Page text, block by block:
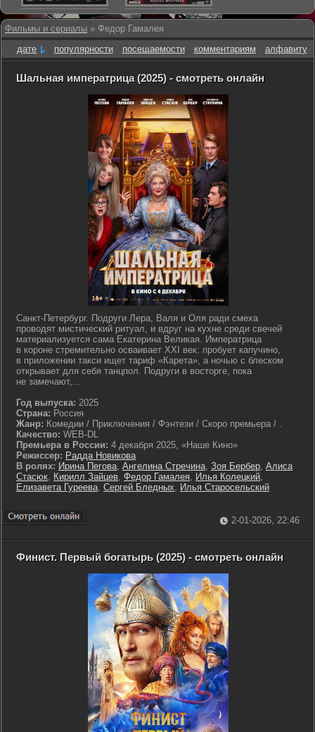
Фильмы и сериалы » Федор Гамалея
дате
популярности посещаемости комментариям алфавиту
Шальная императрица (2025) - смотреть онлайн
Санкт-Петербург. Подруги Лера, Валя и Оля ради смеха
проводят мистический ритуал, и вдруг на кухне среди свечей
материализуется сама Екатерина Великая. Императрица
в короне стремительно осваивает XXI век: пробует капучино,
в приложении такси ищет тариф «Карета», а ночью с блеском
открывает для себя танцпол. Подруги в восторге, пока
не замечают,...
Год выпуска: 2025
Страна: Россия
Жанр: Комедии / Приключения / Фэнтези / Скоро премьера / .
Качество: WEB-DL
Премьера в России: 4 декабря 2025, «Наше Кино»
Режиссер: Радда Новикова
В ролях: Ирина Пегова, Ангелина Стречина, Зоя Бербер, Алиса
Стасюк, Кирилл Зайцев, Федор Гамалея, Илья Колецкий,
Елизавета Гуреева, Сергей Бледных, Илья Старосельский
2-01-2026, 22:46
Финист. Первый богатырь (2025) - смотреть онлайн